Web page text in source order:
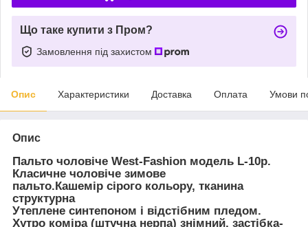
Що таке купити з Пром?
Замовлення під захистом
Опис Характеристики Доставка Оплата Умови
Опис
Пальто чоловіче West-Fashion модель L-10p.
Класичне чоловіче зимове
пальто.Кашемір сірого кольору, тканина
структурна
Утеплене синтепоном і відстібним пледом.
Хутро коміра (штучна нерпа) знімний, застібка-